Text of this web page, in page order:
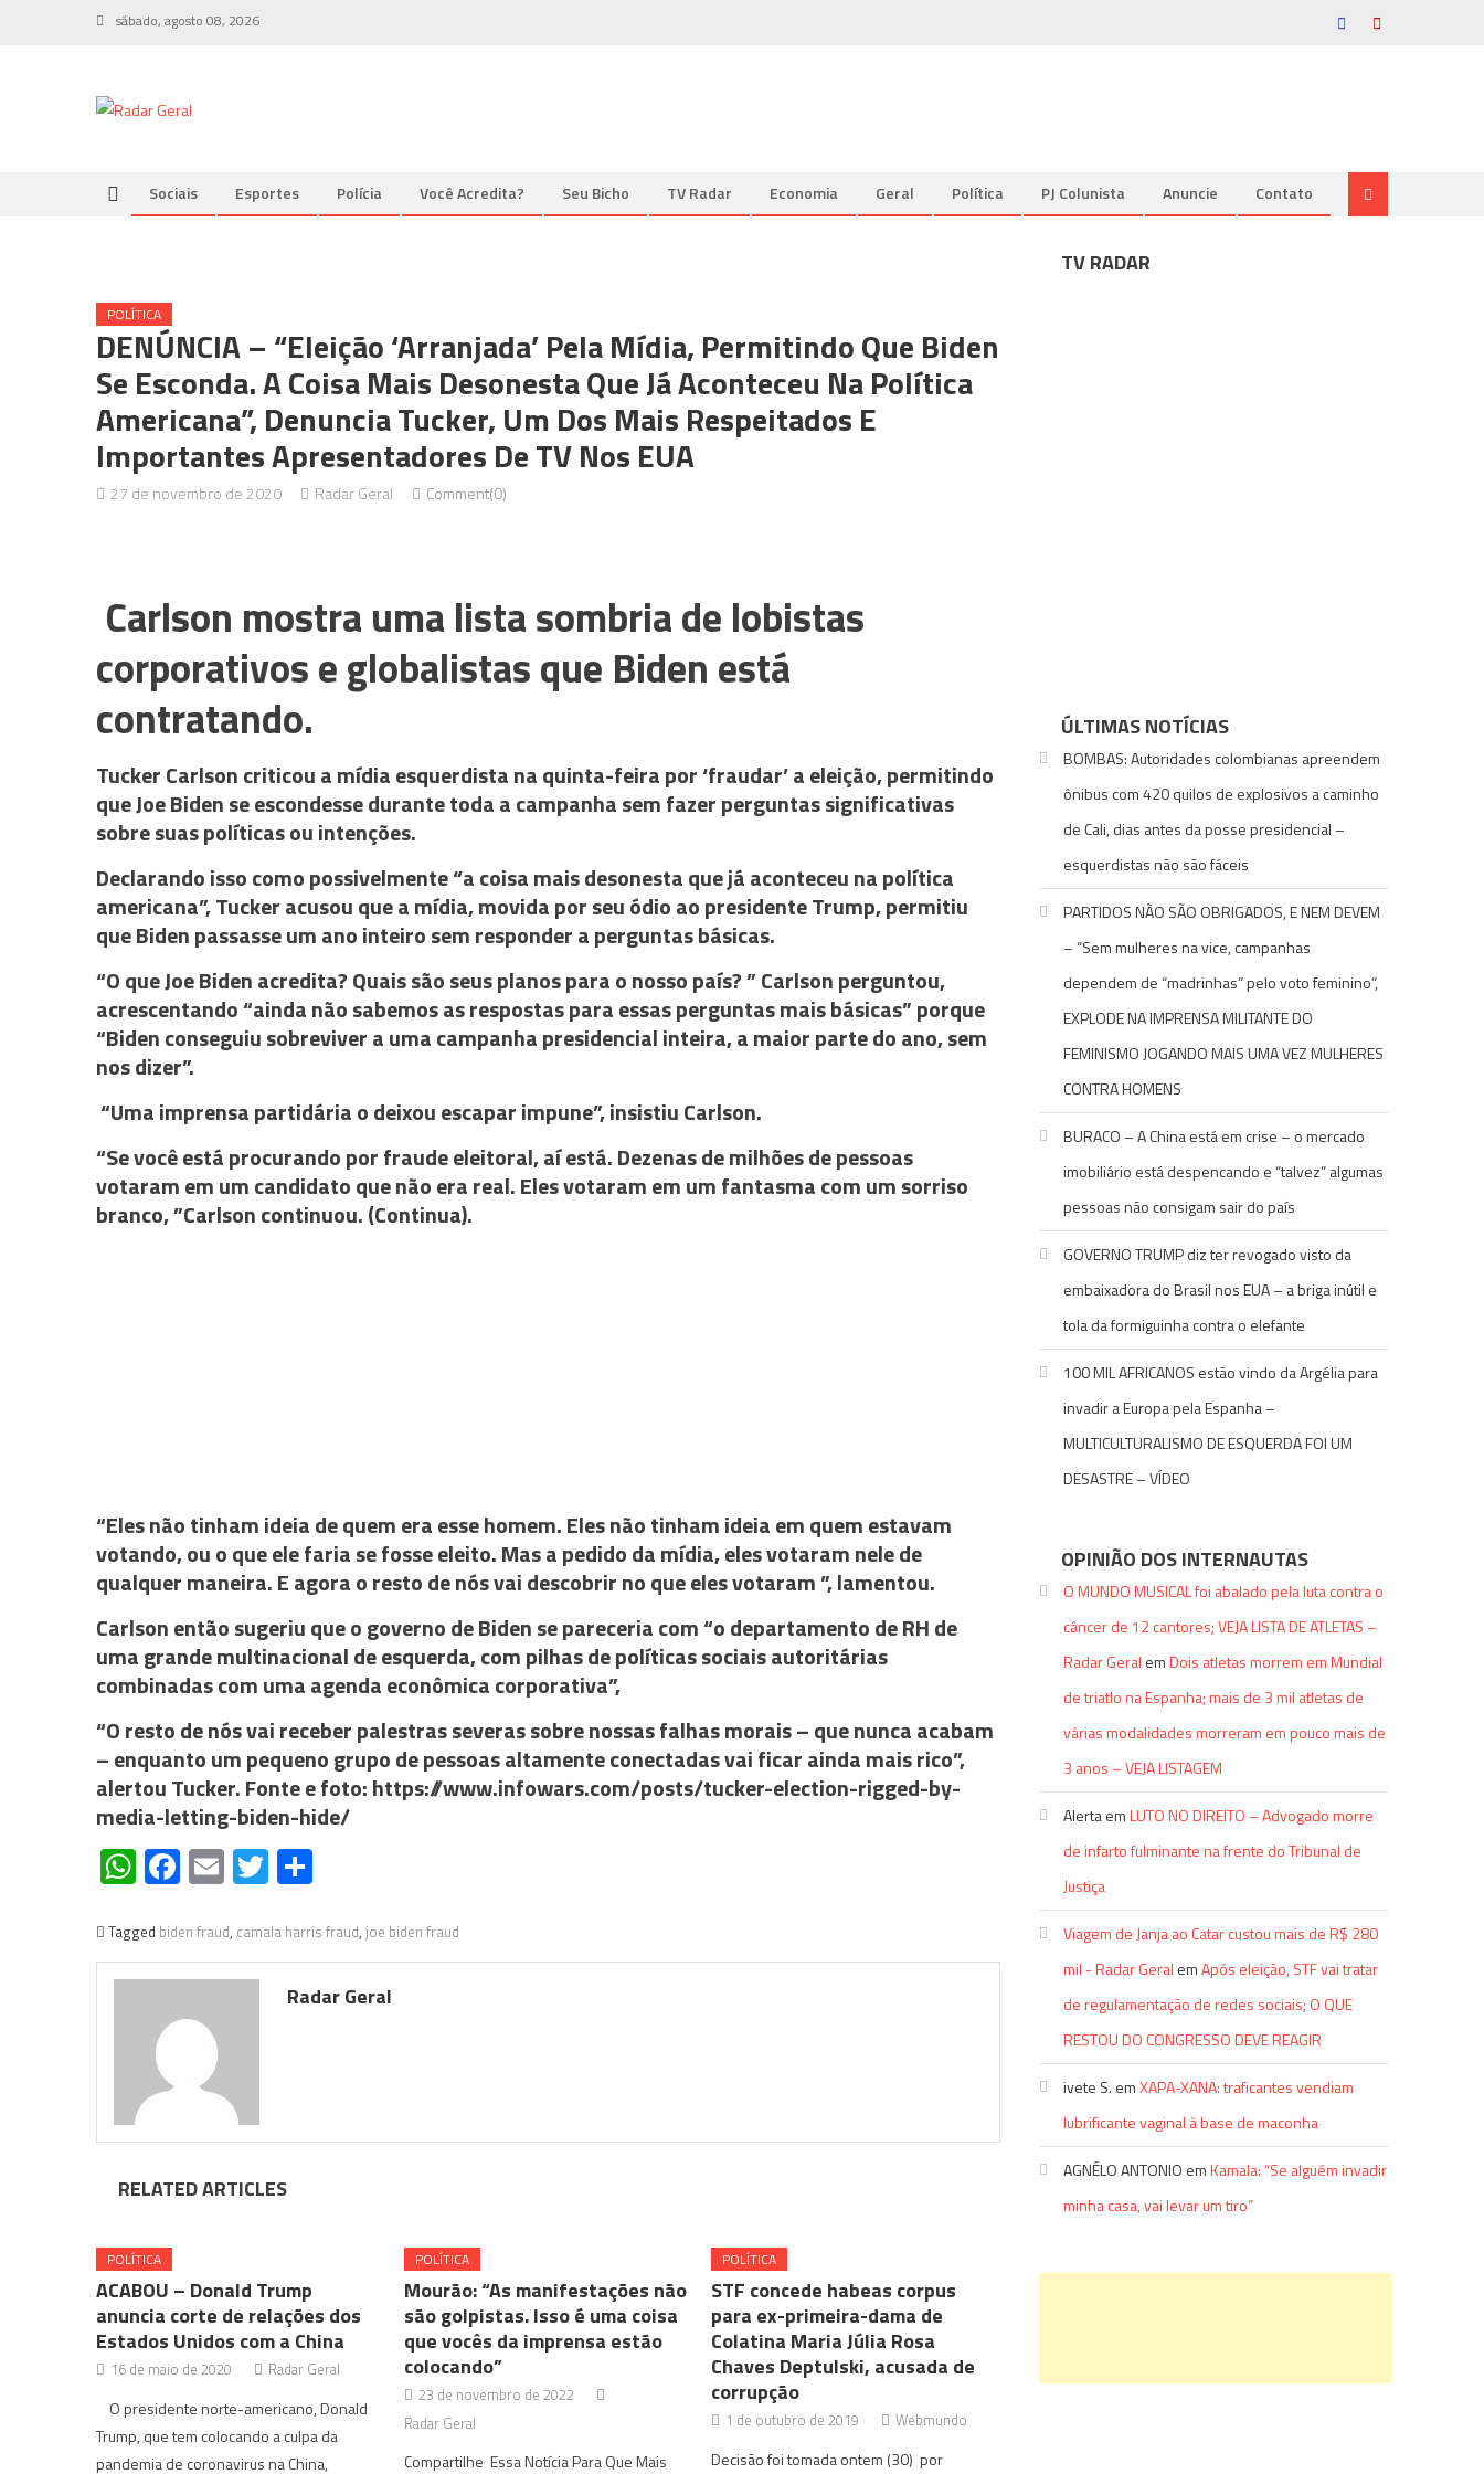
sábado, agosto 08, 2026
Sociais Esportes Polícia Você Acredita? Seu Bicho TV Radar Economia Geral Política PJ Colunista Anuncie Contato
POLÍTICA
DENÚNCIA – “eleição ‘arranjada’ Pela Mídia, Permitindo Que Biden
Se Esconda. A Coisa Mais Desonesta Que Já Aconteceu Na Política
Americana”, Denuncia Tucker, Um Dos Mais Respeitados E
Importantes Apresentadores De TV Nos EUA
27 de novembro de 2020 Radar Geral Comment(0)
Carlson mostra uma lista sombria de lobistas
corporativos e globalistas que Biden está
contratando.
Tucker Carlson criticou a mídia esquerdista na quinta-feira por ‘fraudar’ a eleição, permitindo
que Joe Biden se escondesse durante toda a campanha sem fazer perguntas significativas
sobre suas políticas ou intenções.
Declarando isso como possivelmente “a coisa mais desonesta que já aconteceu na política
americana”, Tucker acusou que a mídia, movida por seu ódio ao presidente Trump, permitiu
que Biden passasse um ano inteiro sem responder a perguntas básicas.
“O que Joe Biden acredita? Quais são seus planos para o nosso país? ” Carlson perguntou,
acrescentando “ainda não sabemos as respostas para essas perguntas mais básicas” porque
“Biden conseguiu sobreviver a uma campanha presidencial inteira, a maior parte do ano, sem
nos dizer”.
“Uma imprensa partidária o deixou escapar impune”, insistiu Carlson.
“Se você está procurando por fraude eleitoral, aí está. Dezenas de milhões de pessoas
votaram em um candidato que não era real. Eles votaram em um fantasma com um sorriso
branco, ”Carlson continuou. (Continua).
“Eles não tinham ideia de quem era esse homem. Eles não tinham ideia em quem estavam
votando, ou o que ele faria se fosse eleito. Mas a pedido da mídia, eles votaram nele de
qualquer maneira. E agora o resto de nós vai descobrir no que eles votaram ”, lamentou.
Carlson então sugeriu que o governo de Biden se pareceria com “o departamento de RH de
uma grande multinacional de esquerda, com pilhas de políticas sociais autoritárias
combinadas com uma agenda econômica corporativa”,
“O resto de nós vai receber palestras severas sobre nossas falhas morais – que nunca acabam
– enquanto um pequeno grupo de pessoas altamente conectadas vai ficar ainda mais rico”,
alertou Tucker. Fonte e foto: https://www.infowars.com/posts/tucker-election-rigged-by-
media-letting-biden-hide/
WhatsApp
Facebook
EmailTwitter
Tagged biden fraud, camala harris fraud, joe biden fraud
Radar Geral
RELATED ARTICLES
POLÍTICA
ACABOU – Donald Trump
anuncia corte de relações dos
Estados Unidos com a China
16 de maio de 2020 Radar Geral
O presidente norte-americano, Donald
Trump, que tem colocando a culpa da
pandemia de coronavirus na China,
POLÍTICA
Mourão: “As manifestações não
são golpistas. Isso é uma coisa
que vocês da imprensa estão
colocando”
23 de novembro de 2022
Radar Geral
Compartilhe Essa Notícia Para Que Mais
POLÍTICA
STF concede habeas corpus
para ex-primeira-dama de
Colatina Maria Júlia Rosa
Chaves Deptulski, acusada de
corrupção
1 de outubro de 2019 Webmundo
Decisão foi tomada ontem (30) por
TV RADAR
ÚLTIMAS NOTÍCIAS
BOMBAS: Autoridades colombianas apreendem
ônibus com 420 quilos de explosivos a caminho
de Cali, dias antes da posse presidencial –
esquerdistas não são fáceis
PARTIDOS NÃO SÃO OBRIGADOS, E NEM DEVEM
– “Sem mulheres na vice, campanhas
dependem de “madrinhas” pelo voto feminino”,
EXPLODE NA IMPRENSA MILITANTE DO
FEMINISMO JOGANDO MAIS UMA VEZ MULHERES
CONTRA HOMENS
BURACO – A China está em crise – o mercado
imobiliário está despencando e “talvez” algumas
pessoas não consigam sair do país
GOVERNO TRUMP diz ter revogado visto da
embaixadora do Brasil nos EUA – a briga inútil e
tola da formiguinha contra o elefante
100 MIL AFRICANOS estão vindo da Argélia para
invadir a Europa pela Espanha –
MULTICULTURALISMO DE ESQUERDA FOI UM
DESASTRE – VÍDEO
OPINIÃO DOS INTERNAUTAS
O MUNDO MUSICAL foi abalado pela luta contra o
câncer de 12 cantores; VEJA LISTA DE ATLETAS –
Radar Geral emDois atletas morrem em Mundial
de triatlo na Espanha; mais de 3 mil atletas de
várias modalidades morreram em pouco mais de
3 anos – VEJA LISTAGEM
AlertaemLUTO NO DIREITO – Advogado morre
de infarto fulminante na frente do Tribunal de
Justiça
Viagem de Janja ao Catar custou mais de R$ 280
mil - Radar Geral emApós eleição, STF vai tratar
de regulamentação de redes sociais; O QUE
RESTOU DO CONGRESSO DEVE REAGIR
ivete S. emXAPA-XANA: traficantes vendiam
lubrificante vaginal à base de maconha
AGNÉLO ANTONIO emKamala: “Se alguém invadir
minha casa, vai levar um tiro”